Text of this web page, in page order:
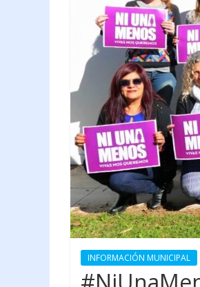
INFORMACIÓN MUNICIPAL